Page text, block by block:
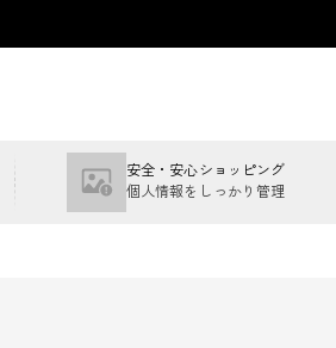
安全・安心ショッピング
個人情報をしっかり管理